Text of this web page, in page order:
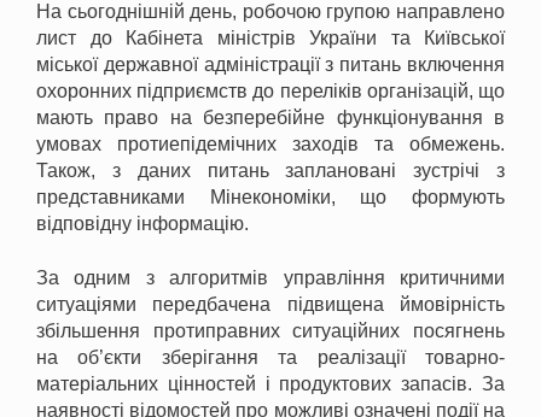
На сьогоднішній день, робочою групою направлено
лист до Кабінета міністрів України та Київської
міської державної адміністрації з питань включення
охоронних підприємств до переліків організацій, що
мають право на безперебійне функціонування в
умовах протиепідемічних заходів та обмежень.
Також, з даних питань заплановані зустрічі з
представниками Мінекономіки, що формують
відповідну інформацію.
За одним з алгоритмів управління критичними
ситуаціями передбачена підвищена ймовірність
збільшення протиправних ситуаційних посягнень
на об’єкти зберігання та реалізації товарно-
матеріальних цінностей і продуктових запасів. За
наявності відомостей про можливі означені події на